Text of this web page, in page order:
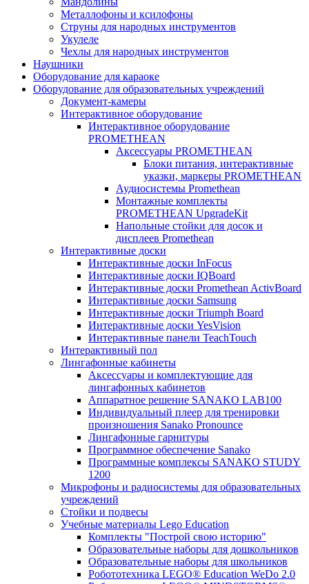
Металлофоны и ксилофоны
Струны для народных инструментов
Укулеле
Чехлы для народных инструментов
Наушники
Оборудование для караоке
Оборудование для образовательных учреждений
Документ-камеры
Интерактивное оборудование
Интерактивное оборудование
PROMETHEAN
Аксессуары PROMETHEAN
Блоки питания, интерактивные
указки, маркеры PROMETHEAN
Аудиосистемы Promethean
Монтажные комплекты
PROMETHEAN UpgradeKit
Напольные стойки для досок и
дисплеев Promethean
Интерактивные доски
Интерактивные доски InFocus
Интерактивные доски IQBoard
Интерактивные доски Promethean ActivBoard
Интерактивные доски Samsung
Интерактивные доски Triumph Board
Интерактивные доски YesVision
Интерактивные панели TeachTouch
Интерактивный пол
Лингафонные кабинеты
Аксессуары и комплектующие для
лингафонных кабинетов
Аппаратное решение SANAKO LAB100
Индивидуальный плеер для тренировки
произношения Sanako Pronounce
Лингафонные гарнитуры
Программное обеспечение Sanako
Программные комплексы SANAKO STUDY
1200
Микрофоны и радиосистемы для образовательных
учреждений
Стойки и подвесы
Учебные материалы Lego Education
Комплекты "Построй свою историю"
Образовательные наборы для дошкольников
Образовательные наборы для школьников
Робототехника LEGO® Education WeDo 2.0